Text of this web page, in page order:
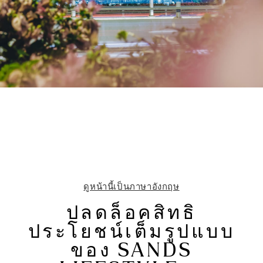
ดูหน้านี้เป็นภาษาอังกฤษ
ปลดล็อคสิทธิ
ประโยชน์เต็มรูปแบบ
ของ SANDS